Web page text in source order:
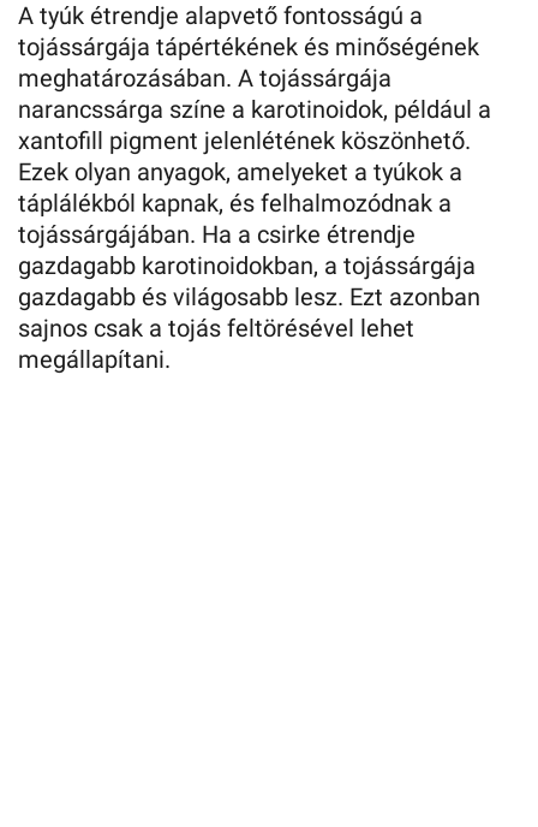
A tyúk étrendje alapvető fontosságú a
tojássárgája tápértékének és minőségének
meghatározásában. A tojássárgája
narancssárga színe a karotinoidok, például a
xantofill pigment jelenlétének köszönhető.
Ezek olyan anyagok, amelyeket a tyúkok a
táplálékból kapnak, és felhalmozódnak a
tojássárgájában. Ha a csirke étrendje
gazdagabb karotinoidokban, a tojássárgája
gazdagabb és világosabb lesz. Ezt azonban
sajnos csak a tojás feltörésével lehet
megállapítani.